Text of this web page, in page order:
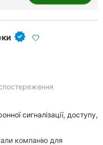
сигналізації, доступу,
компанію для